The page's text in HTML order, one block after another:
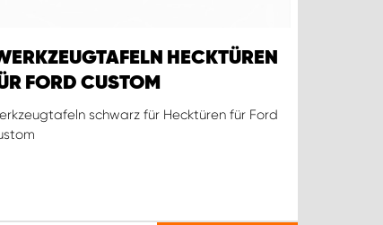
HECKTÜREN
FORD CUSTOM
schwarz für Hecktüren für Ford